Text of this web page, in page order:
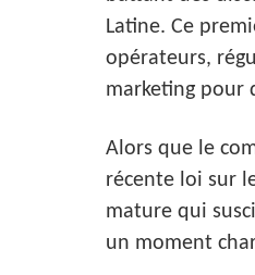
Latine. Ce
opérateurs,
marketing pour
Alors que le
récente loi sur
mature qui
un moment